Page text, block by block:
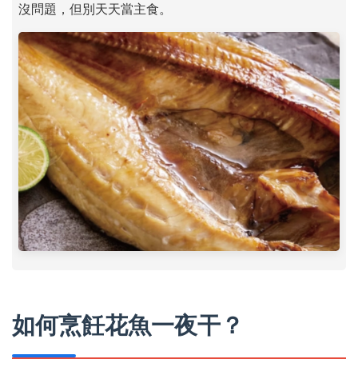
沒問題，但別天天當主食。
如何烹飪花魚一夜干？